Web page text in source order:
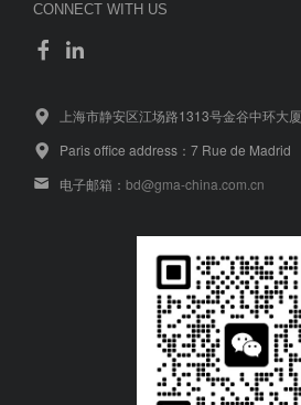
CONNECT WITH US
上海市静安区江场路1313号金谷中环大
Paris office address：7 Rue de Madrid
电子邮箱： bd@gma-china.com.cn